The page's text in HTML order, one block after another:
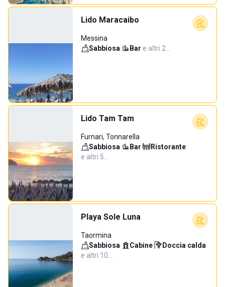
Lido Maracaibo
Messina
Sabbiosa· Bar·e altri 2…
Lido Tam Tam
Furnari, Tonnarella
Sabbiosa· Bar· Ristorante·
e altri 5…
Playa Sole Luna
Taormina
Sabbiosa· Cabine· Doccia calda·
e altri 10…